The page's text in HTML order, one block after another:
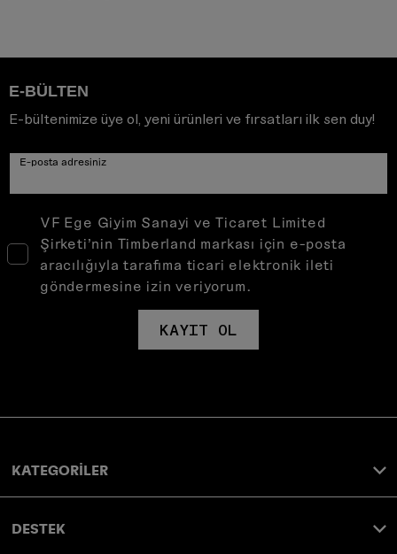
E-BÜLTEN
E-bültenimize üye ol, yeni ürünleri ve fırsatları ilk sen duy!
E-posta adresiniz
VF Ege Giyim Sanayi ve Ticaret Limited
Şirketi’nin Timberland markası için e-posta
aracılığıyla tarafıma ticari elektronik ileti
göndermesine izin veriyorum.
KAYIT OL
KATEGORİLER
DESTEK